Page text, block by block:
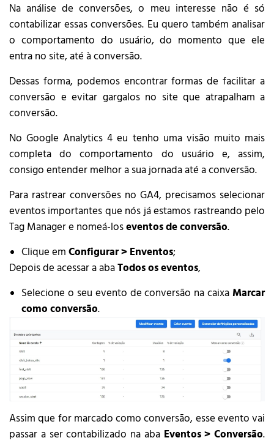
Na análise de conversões, o meu interesse não é só
contabilizar essas conversões. Eu quero também analisar
o comportamento do usuário, do momento que ele
entra no site, até à conversão.
Dessas forma, podemos encontrar formas de facilitar a
conversão e evitar gargalos no site que atrapalham a
conversão.
No Google Analytics 4 eu tenho uma visão muito mais
completa do comportamento do usuário e, assim,
consigo entender melhor a sua jornada até a conversão.
Para rastrear conversões no GA4, precisamos selecionar
eventos importantes que nós já estamos rastreando pelo
Tag Manager e nomeá-loseventos de conversão.
Clique em Configurar > Enventos;
Depois de acessar a abaTodos os eventos,
Selecione o seu evento de conversão na caixa Marcar
como conversão.
Assim que for marcado como conversão, esse evento vai
passar a ser contabilizado na aba Eventos > Conversão.